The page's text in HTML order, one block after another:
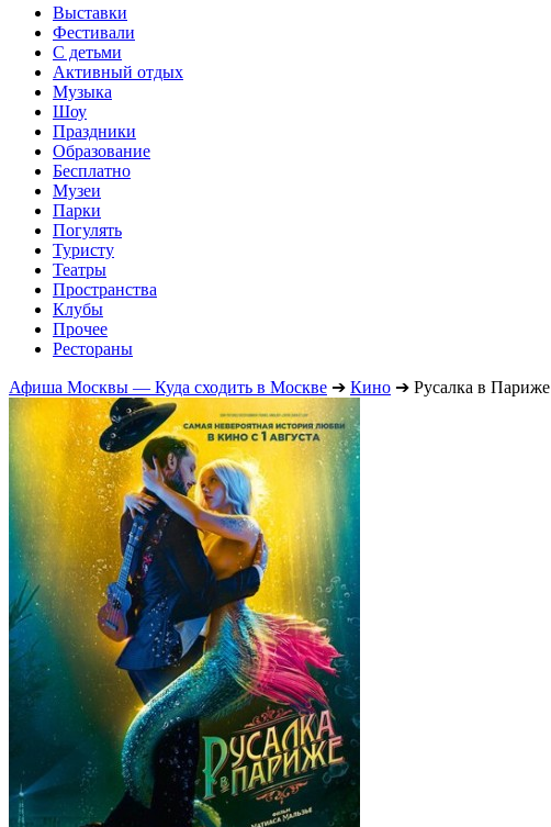
Выставки
Фестивали
С детьми
Активный отдых
Музыка
Шоу
Праздники
Образование
Бесплатно
Музеи
Парки
Погулять
Туристу
Театры
Пространства
Клубы
Прочее
Рестораны
Афиша Москвы — Куда сходить в Москве ➔ Кино ➔ Русалка в Париже